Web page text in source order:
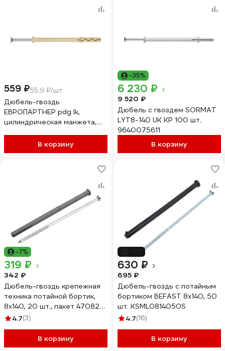
559 ₽55.9 ₽/шт
Дюбель-гвоздь
ЕВРОПАРТНЕР pdg lk,
цилиндрическая манжета,
В корзину
-35%
6 230 ₽
9 520 ₽
Дюбель с гвоздем SORMAT
LYT8-140 UK KP 100 шт.
9640075611
В корзину
-7%
319 ₽
342 ₽
Дюбель-гвоздь крепежная
техника потайной бортик,
8x140, 20 шт., пакет 470826
БК4.7(3)
В корзину
630 ₽
695 ₽
Дюбель-гвоздь с потайным
бортиком BEFAST 8x140, 50
шт. KSML0814050S
4.7(16)
В корзину